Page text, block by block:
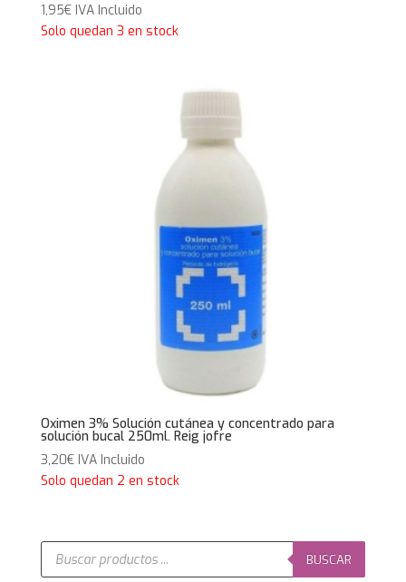
1,95€ IVA Incluido
Solo quedan 3 en stock
Oximen 3% Solución cutánea y concentrado para
solución bucal 250ml. Reig jofre
3,20€ IVA Incluido
Solo quedan 2 en stock
Búsqueda
productos
BUSCAR